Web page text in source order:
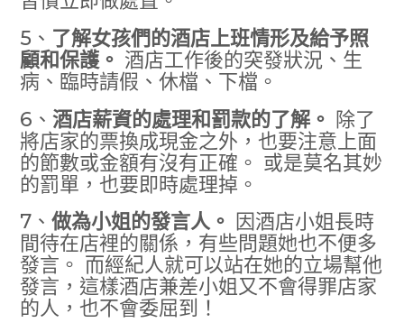
5、 了解女孩們的酒店上班情形及給予照
顧和保護。 酒店工作後的突發狀況、生
病、臨時請假、休檔、下檔。
6、 酒店薪資的處理和罰款的了解。 除了
將店家的票換成現金之外，也要注意上面
的節數或金額有沒有正確。 或是莫名其妙
的罰單，也要即時處理掉。
7、 做為小姐的發言人。 因酒店小姐長時
間待在店裡的關係，有些問題她也不便多
發言。 而經紀人就可以站在她的立場幫他
發言，這樣酒店兼差小姐又不會得罪店家
的人，也不會委屈到！